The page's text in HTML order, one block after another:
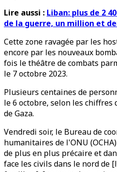
Lire aussi : Liban: plus de 2
de la guerre, un million et
Cette zone ravagée par les
encore par les nouveaux
fois le théâtre de combats
le 7 octobre 2023.
Plusieurs centaines de
le 6 octobre, selon les chiffres
de Gaza.
Vendredi soir, le Bureau de
humanitaires de l'ONU
de plus en plus précaire et
face les civils dans le nord de